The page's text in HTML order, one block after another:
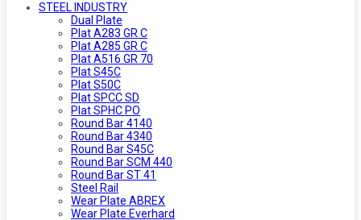
STEEL INDUSTRY
Dual Plate
Plat A283 GR C
Plat A285 GR C
Plat A516 GR 70
Plat S45C
Plat S50C
Plat SPCC SD
Plat SPHC PO
Round Bar 4140
Round Bar 4340
Round Bar S45C
Round Bar SCM 440
Round Bar ST 41
Steel Rail
Wear Plate ABREX
Wear Plate Everhard